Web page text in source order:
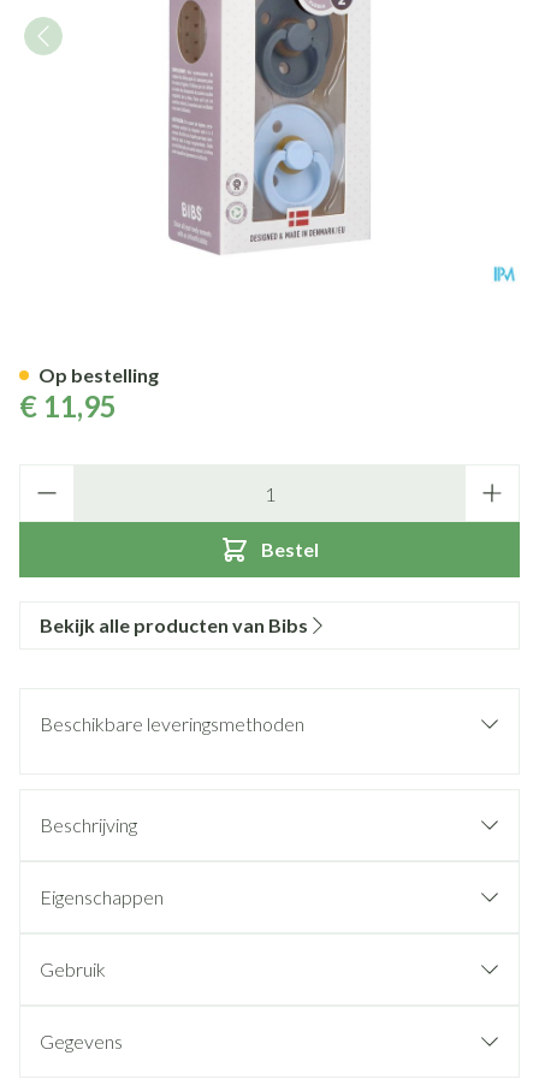
€ 11,95
Bestel
Op bestelling
Bekijk alle producten van Bibs
Beschikbare leveringsmethoden
Beschrijving
Eigenschappen
Gebruik
Gegevens